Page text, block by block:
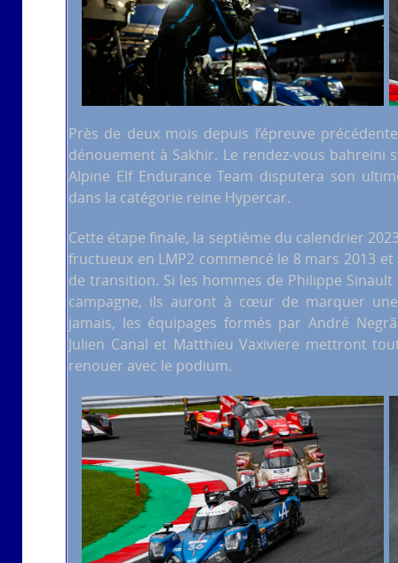
Près de deux mois depuis l’épreuve
dénouement à Sakhir. Le rendez-vous bahreïni
Alpine Elf Endurance Team disputera son
dans la catégorie reine Hypercar.
Cette étape finale, la septième du calendrier
fructueux en LMP2 commencé le 8 mars 2013
de transition. Si les hommes de Philippe
campagne, ils auront à cœur de marquer
jamais, les équipages formés par André
Julien Canal et Matthieu Vaxiviere mettront
renouer avec le podium.